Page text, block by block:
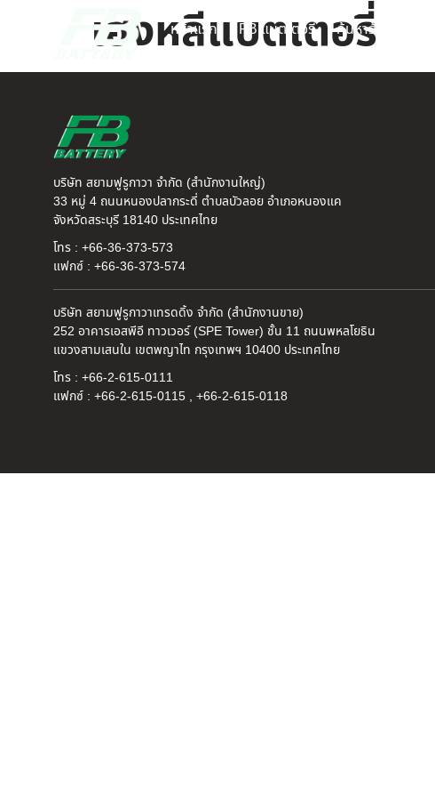
หน้าแรก FB แบตเตอรี่ ค้นหาร้านแบตเตอรี่
เฮงหลีแบตเตอรี่
บริษัท สยามฟูรูกาวา จำกัด (สำนักงานใหญ่)
33 หมู่ 4 ถนนหนองปลากระดี่ ตำบลบัวลอย อำเภอหนองแค
จังหวัดสระบุรี 18140 ประเทศไทย
โทร : +66-36-373-573
แฟกซ์ : +66-36-373-574
บริษัท สยามฟูรูกาวาเทรดดิ้ง จำกัด (สำนักงานขาย)
252 อาคารเอสพีอี ทาวเวอร์ (SPE Tower) ชั้น 11 ถนนพหลโยธิน
แขวงสามเสนใน เขตพญาไท กรุงเทพฯ 10400 ประเทศไทย
โทร : +66-2-615-0111
แฟกซ์ : +66-2-615-0115 , +66-2-615-0118